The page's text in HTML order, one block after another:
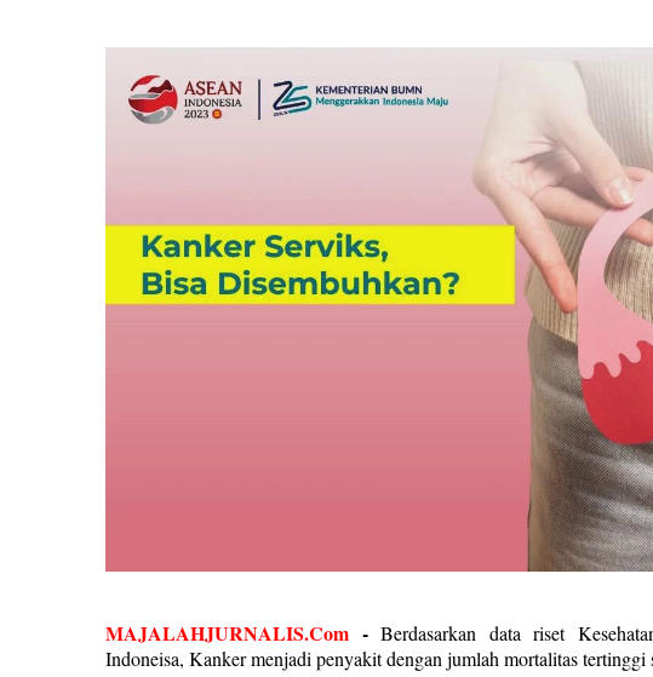
MAJALAHJURNALIS.Com -Berdasarkan data riset
Indoneisa, Kanker menjadi penyakit dengan jumlah mortalitas tertinggi